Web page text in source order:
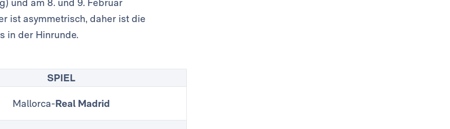
und am 8. und 9. Februar
ist asymmetrisch, daher ist die
in der Hinrunde.
SPIEL
Mallorca-Real Madrid